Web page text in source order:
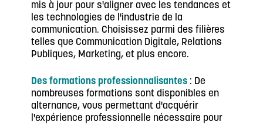
mis à jour pour s'aligner avec les tendances et
les technologies de l'industrie de la
communication. Choisissez parmi des filières
telles que Communication Digitale, Relations
Publiques, Marketing, et plus encore.
Des formations professionnalisantes : De
nombreuses formations sont disponibles en
alternance, vous permettant d'acquérir
l'expérience professionnelle nécessaire pour